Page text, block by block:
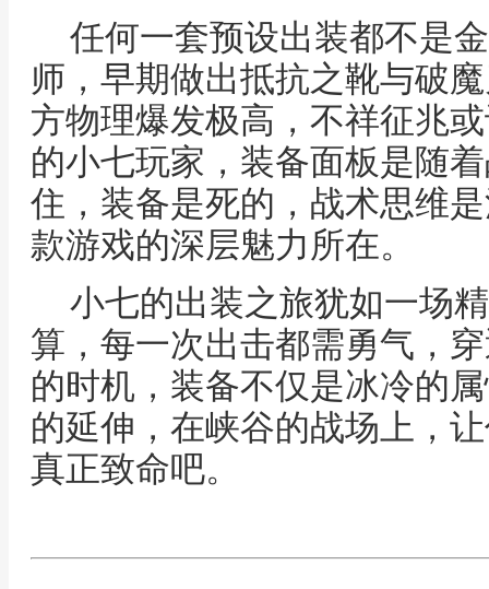
任何一套预设出装都不是
师，早期做出抵抗之靴与破
方物理爆发极高，不祥征兆
的小七玩家，装备面板是随
住，装备是死的，战术思维
款游戏的深层魅力所在。
小七的出装之旅犹如一场
算，每一次出击都需勇气，
的时机，装备不仅是冰冷的
的延伸，在峡谷的战场上，
真正致命吧。